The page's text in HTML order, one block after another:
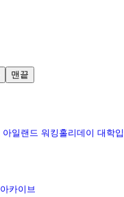
맨끝
아일랜드 워킹홀리데이 대학입
아카이브